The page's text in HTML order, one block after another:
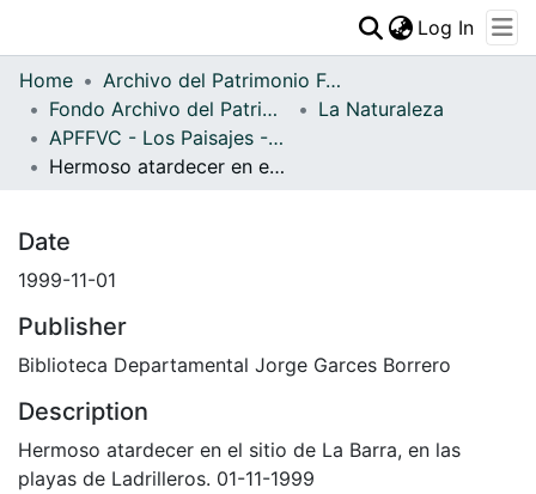
Communities & Collections
All of DSpace
Statistics
Log In
Home
Archivo del Patrimonio Fotográfico y Fílmico del Valle del Cauca
Fondo Archivo del Patrimonio Fotográfico y Fílmico del Valle del Cauca
La Naturaleza
APFFVC - Los Paisajes - Patrimonial
Hermoso atardecer en el sitio de La Barra, en las playas de Ladrilleros
Date
1999-11-01
Publisher
Biblioteca Departamental Jorge Garces Borrero
Description
Hermoso atardecer en el sitio de La Barra, en las
playas de Ladrilleros. 01-11-1999